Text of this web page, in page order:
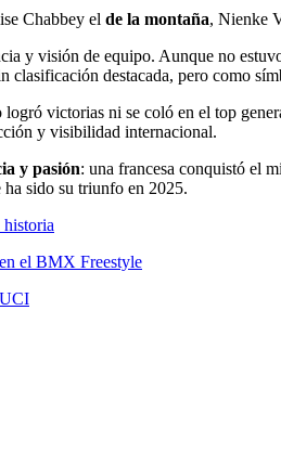
Chabbey el de la montaña, Nienke
y visión de equipo. Aunque no
clasificación destacada, pero como
logró victorias ni se coló en el top
y visibilidad internacional.
y pasión: una francesa conquistó el
sido su triunfo en 2025.
historia
el BMX Freestyle
UCI